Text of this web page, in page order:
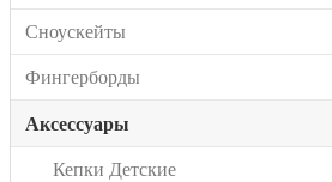
Сноускейты
Фингерборды
Аксессуары
Кепки Детские